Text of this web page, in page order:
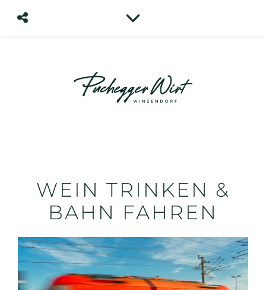
WEIN TRINKEN &
BAHN FAHREN